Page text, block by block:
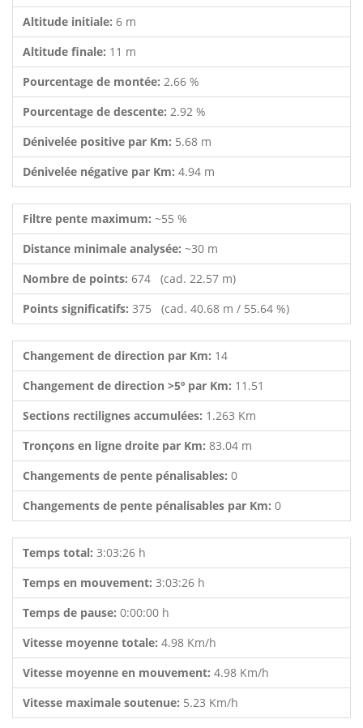
Altitude initiale: 6 m
Altitude finale: 11 m
Pourcentage de montée: 2.66 %
Pourcentage de descente: 2.92 %
Dénivelée positive par Km: 5.68 m
Dénivelée négative par Km: 4.94 m
Filtre pente maximum: ~55 %
Distance minimale analysée: ~30 m
Nombre de points: 674 (cad. 22.57 m)
Points significatifs: 375 (cad. 40.68 m / 55.64 %)
Changement de direction par Km: 14
Changement de direction >5º par Km: 11.51
Sections rectilignes accumulées: 1.263 Km
Tronçons en ligne droite par Km: 83.04 m
Changements de pente pénalisables: 0
Changements de pente pénalisables par Km: 0
Temps total: 3:03:26 h
Temps en mouvement: 3:03:26 h
Temps de pause: 0:00:00 h
Vitesse moyenne totale: 4.98 Km/h
Vitesse moyenne en mouvement: 4.98 Km/h
Vitesse maximale soutenue: 5.23 Km/h